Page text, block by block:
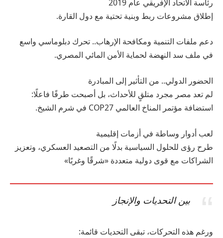
رئاسة الاتحاد الإفريقي عام 2019
إطلاق مشروعات ربط وبنية تحتية مع دول القارة.
دعم ملفات التنمية ومكافحة الإرهاب.. تحرك دبلوماسي واسع
في ملف سد النهضة لحماية الأمن المائي المصري.
الحضور الدولي.. من التأثير إلى المبادرة
لم تعد مصر مجرد متلقٍ للأحداث، بل أصبحت طرفًا فاعلًا:
استضافة مؤتمر المناخ العالمي COP27 في شرم الشيخ.
لعب أدوار وساطة في أزمات إقليمية
طرح رؤى للحلول السياسية بدلًا من التصعيد العسكري، وتعزيز
الشراكات مع قوى دولية متعددة «شرقًا وغربًا»
بين التحديات والإنجاز
ورغم هذه التحركات، تبقى التحديات قائمة: